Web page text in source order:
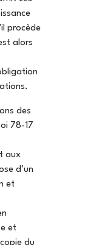
procède
alors
des
78-17
aux
d’un
et
et
du